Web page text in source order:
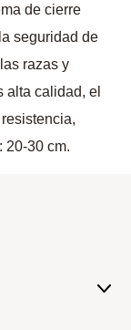
de cierre
seguridad de
razas y
alta calidad, el
20-30 cm.